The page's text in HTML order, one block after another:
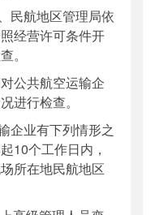
民航地区管理局依
经营许可条件开
。
公共航空运输企
进行检查。
企业有下列情形之
10个工作日内，
所在地民航地区